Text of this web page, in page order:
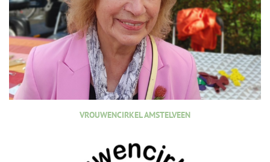
VROUWENCIRKEL AMSTELVEEN